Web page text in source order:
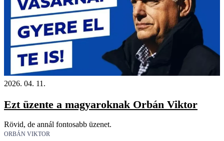
2026. 04. 11.
Ezt üzente a magyaroknak Orbán Viktor
Rövid, de annál fontosabb üzenet.
ORBÁN VIKTOR